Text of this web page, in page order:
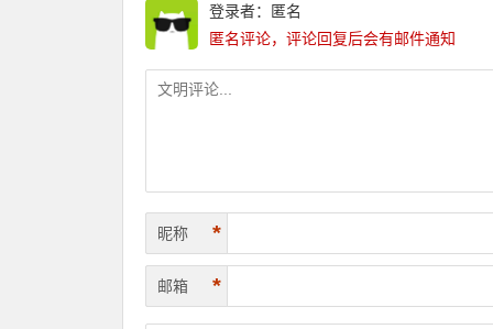
登录者：匿名
匿名评论，评论回复后会有邮件通知
昵称 *
邮箱 *